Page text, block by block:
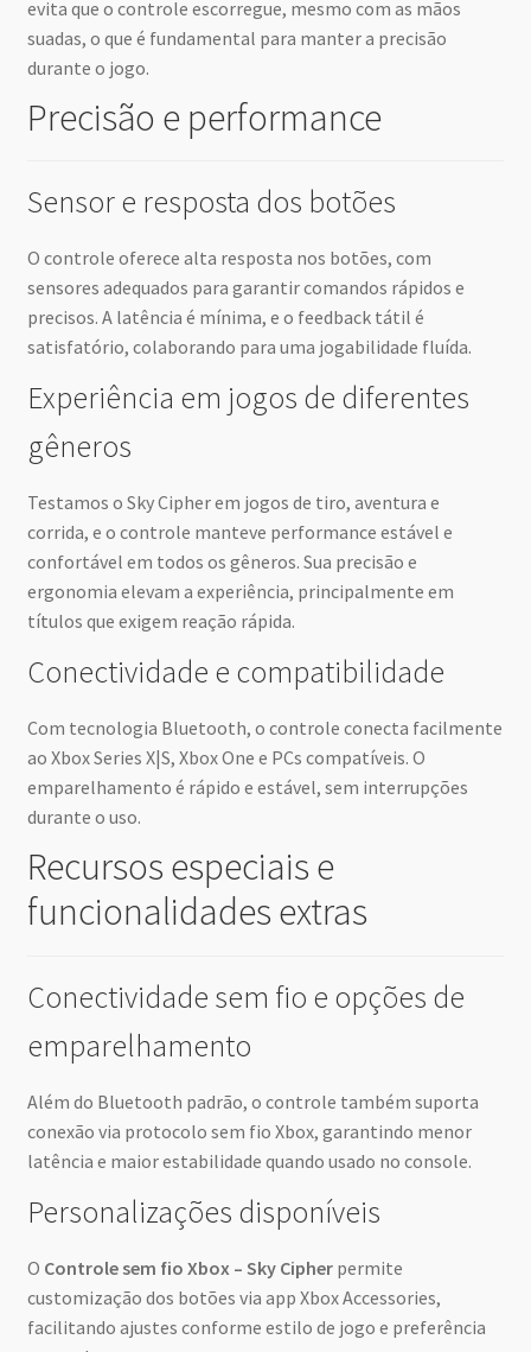
evita que o controle escorregue, mesmo com as mãos
suadas, o que é fundamental para manter a precisão
durante o jogo.
Precisão e performance
Sensor e resposta dos botões
O controle oferece alta resposta nos botões, com
sensores adequados para garantir comandos rápidos e
precisos. A latência é mínima, e o feedback tátil é
satisfatório, colaborando para uma jogabilidade fluída.
Experiência em jogos de diferentes
gêneros
Testamos o Sky Cipher em jogos de tiro, aventura e
corrida, e o controle manteve performance estável e
confortável em todos os gêneros. Sua precisão e
ergonomia elevam a experiência, principalmente em
títulos que exigem reação rápida.
Conectividade e compatibilidade
Com tecnologia Bluetooth, o controle conecta facilmente
ao Xbox Series X|S, Xbox One e PCs compatíveis. O
emparelhamento é rápido e estável, sem interrupções
durante o uso.
Recursos especiais e
funcionalidades extras
Conectividade sem fio e opções de
emparelhamento
Além do Bluetooth padrão, o controle também suporta
conexão via protocolo sem fio Xbox, garantindo menor
latência e maior estabilidade quando usado no console.
Personalizações disponíveis
O Controle sem fio Xbox – Sky Cipherpermite
customização dos botões via app Xbox Accessories,
facilitando ajustes conforme estilo de jogo e preferência